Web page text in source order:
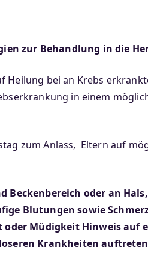
zur Behandlung in die
bei an Krebs
in einem
zum Anlass, Eltern auf
Beckenbereich oder an
Blutungen sowie
Müdigkeit Hinweis
Krankheiten